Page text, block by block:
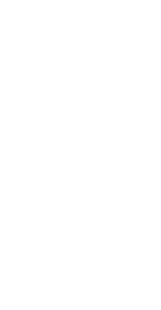
드리겠습니다.